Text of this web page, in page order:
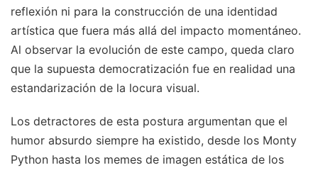
reflexión ni para la construcción de una identidad
artística que fuera más allá del impacto momentáneo.
Al observar la evolución de este campo, queda claro
que la supuesta democratización fue en realidad una
estandarización de la locura visual.
Los detractores de esta postura argumentan que el
humor absurdo siempre ha existido, desde los Monty
Python hasta los memes de imagen estática de los